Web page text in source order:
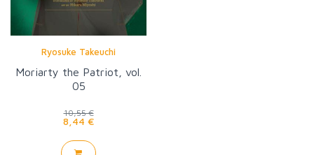
Ryosuke Takeuchi
Moriarty the Patriot, vol.
05
10,55 €
8,44 €